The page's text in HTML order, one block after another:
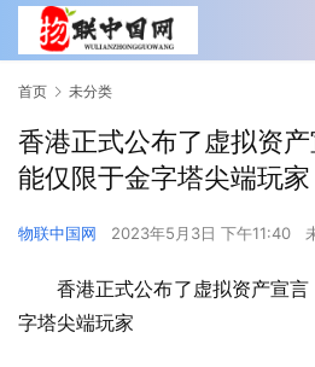
首页 未分类
香港正式公布了虚拟资
能仅限于金字塔尖端玩家
物联中国网 2023年5月3日 下午11:40
香港正式公布了虚拟资产宣
字塔尖端玩家